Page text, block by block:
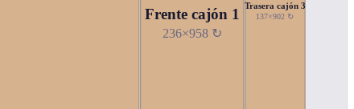
Frente cajón 1
236×958 ↻
Trasera cajón 3
137×902 ↻